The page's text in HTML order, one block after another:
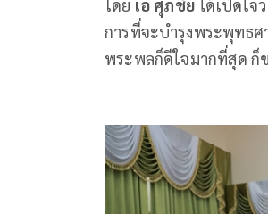
โดย เอ ศุภชัยได้เปิดใจ
การที่จะบำรุงพระพุทธศ
พระพลก็ดีใจมากที่สุด